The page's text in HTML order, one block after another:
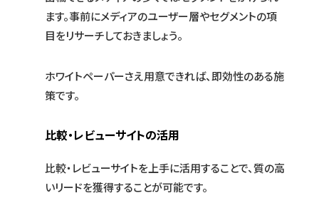
ます。事前にメディアのユーザー層やセグメントの項
目をリサーチしておきましょう。
ホワイトペーパーさえ用意できれば、即効性のある施
策です。
比較・レビューサイトの活用
比較・レビューサイトを上手に活用することで、質の高
いリードを獲得することが可能です。